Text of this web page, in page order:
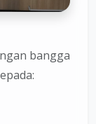
bangga